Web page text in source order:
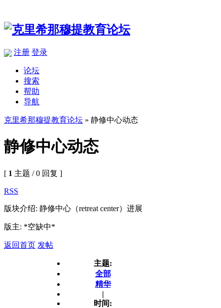
注册 登录
论坛
搜索
帮助
导航
克里希那穆提教育论坛 » 静修中心动态
静修中心动态
[ 1 主题 / 0 回复 ]
RSS
版块介绍: 静修中心（retreat center）进展
版主: *空缺中*
返回首页 发帖
主题:
全部
精华
|
时间: